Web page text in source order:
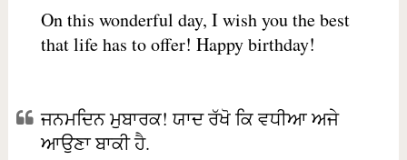
On this wonderful day, I wish you the best
that life has to offer! Happy birthday!
ਜਨਮਦਿਨ ਮੁਬਾਰਕ! ਯਾਦ ਰੱਖੋ ਕਿ ਵਧੀਆ ਅਜੇ
ਆਉਣਾ ਬਾਕੀ ਹੈ.